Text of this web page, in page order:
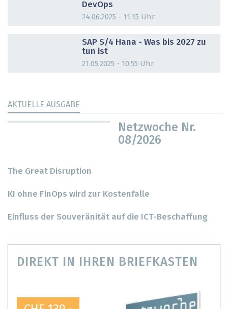
DevOps
24.06.2025 - 11:15 Uhr
SAP S/4 Hana - Was bis 2027 zu
tun ist
21.05.2025 - 10:55 Uhr
AKTUELLE AUSGABE
Netzwoche Nr.
08/2026
The Great Disruption
KI ohne FinOps wird zur Kostenfalle
Einfluss der Souveränität auf die ICT-Beschaffung
DIREKT IN IHREN BRIEFKASTEN